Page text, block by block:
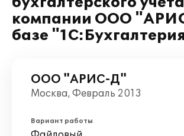
компании ООО
базе
ООО "АРИС-Д"
Москва, Февраль 2013
Вариант работы